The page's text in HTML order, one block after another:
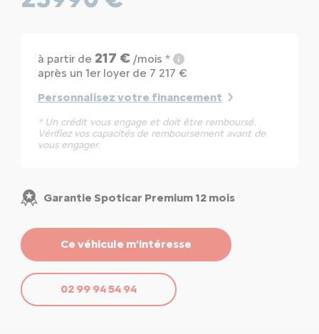
à partir de 217 €/mois *
après un 1er loyer de 7 217 €
Personnalisez votre financement
* Un crédit vous engage et doit être remboursé.
Vérifiez vos capacités de remboursement avant de
vous engager.
Garantie Spoticar Premium 12 mois
Ce véhicule m'intéresse
02 99 94 54 94